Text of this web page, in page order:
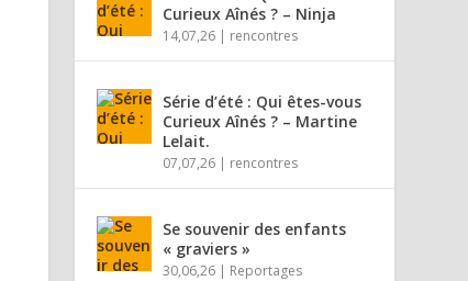
Curieux Aînés ? – Ninja
14,07,26 | rencontres
Série d’été : Qui êtes-vous
Curieux Aînés ? – Martine
Lelait.
07,07,26 | rencontres
Se souvenir des enfants
« graviers »
30,06,26 | Reportages